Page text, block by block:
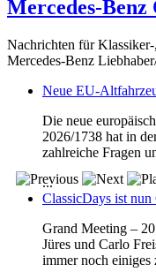
Mercedes-
Nachrichten für
Mercedes-Benz
Neue EU-
Die neue
2026/1738 hat in
zahlreiche Fragen
...
ClassicDays ist
Grand Meeting –
Jüres und Carlo
immer noch einiges